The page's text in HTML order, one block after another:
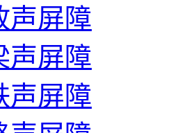
声屏障
声屏障
声屏障